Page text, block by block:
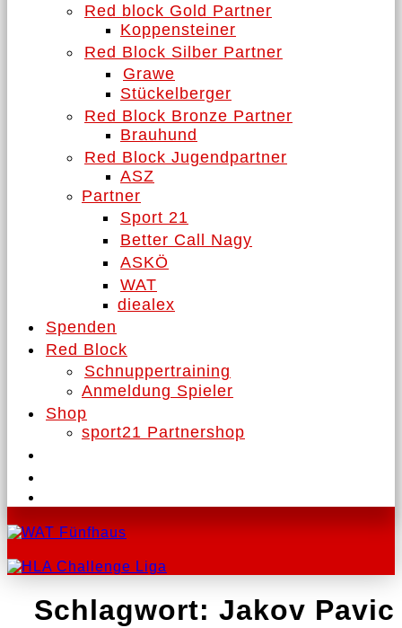
Red block Gold Partner
Koppensteiner
Red Block Silber Partner
Grawe
Stückelberger
Red Block Bronze Partner
Brauhund
Red Block Jugendpartner
ASZ
Partner
Sport 21
Better Call Nagy
ASKÖ
WAT
diealex
Spenden
Red Block
Schnuppertraining
Anmeldung Spieler
Shop
sport21 Partnershop
Schlagwort: Jakov Pavic